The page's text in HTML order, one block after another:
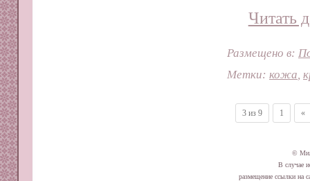
Читать
Размещено в:
Метки: кожа
3 из 9 1 «
©
В случае
размещение ссылки на